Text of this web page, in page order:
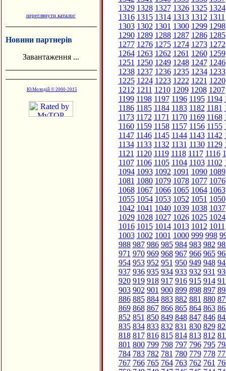
переглянути каталог
Новини партнерів
Завантаження ...
Ю.Молодій © 2000-2015
1329 1328 1327 1326 1325 1324
1316 1315 1314 1313 1312 1311
1303 1302 1301 1300 1299 1298
1290 1289 1288 1287 1286 1285
1277 1276 1275 1274 1273 1272
1264 1263 1262 1261 1260 1259
1251 1250 1249 1248 1247 1246
1238 1237 1236 1235 1234 1233
1225 1224 1223 1222 1221 1220
1212 1211 1210 1209 1208 1207
1199 1198 1197 1196 1195 1194
1186 1185 1184 1183 1182 1181
1173 1172 1171 1170 1169 1168
1160 1159 1158 1157 1156 1155
1147 1146 1145 1144 1143 1142
1134 1133 1132 1131 1130 1129
1121 1120 1119 1118 1117 1116
1107 1106 1105 1104 1103 1102
1094 1093 1092 1091 1090 1089
1081 1080 1079 1078 1077 1076
1068 1067 1066 1065 1064 1063
1055 1054 1053 1052 1051 1050
1042 1041 1040 1039 1038 1037
1029 1028 1027 1026 1025 1024
1016 1015 1014 1013 1012 1011
1003 1002 1001 1000 999 998
988 987 986 985 984 983 982
971 970 969 968 967 966 965
954 953 952 951 950 949 948
937 936 935 934 933 932 931
920 919 918 917 916 915 914
903 902 901 900 899 898 897
886 885 884 883 882 881 880
869 868 867 866 865 864 863
852 851 850 849 848 847 846
835 834 833 832 831 830 829
818 817 816 815 814 813 812
801 800 799 798 797 796 795
784 783 782 781 780 779 778
767 766 765 764 763 762 761